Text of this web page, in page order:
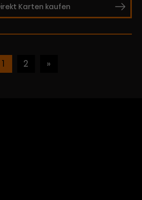
Karten kaufen
1 2 »